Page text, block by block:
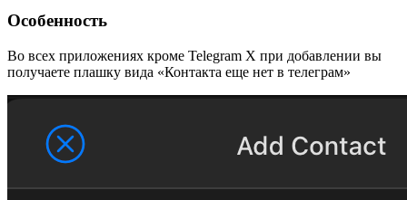
Особенность
Во всех приложениях кроме Telegram X при добавлении вы
получаете плашку вида «Контакта еще нет в телеграм»